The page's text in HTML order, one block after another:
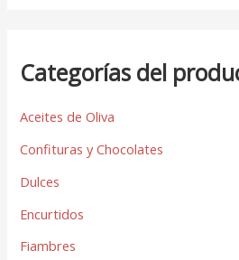
Categorías del
Aceites de Oliva
Confituras y Chocolates
Dulces
Encurtidos
Fiambres